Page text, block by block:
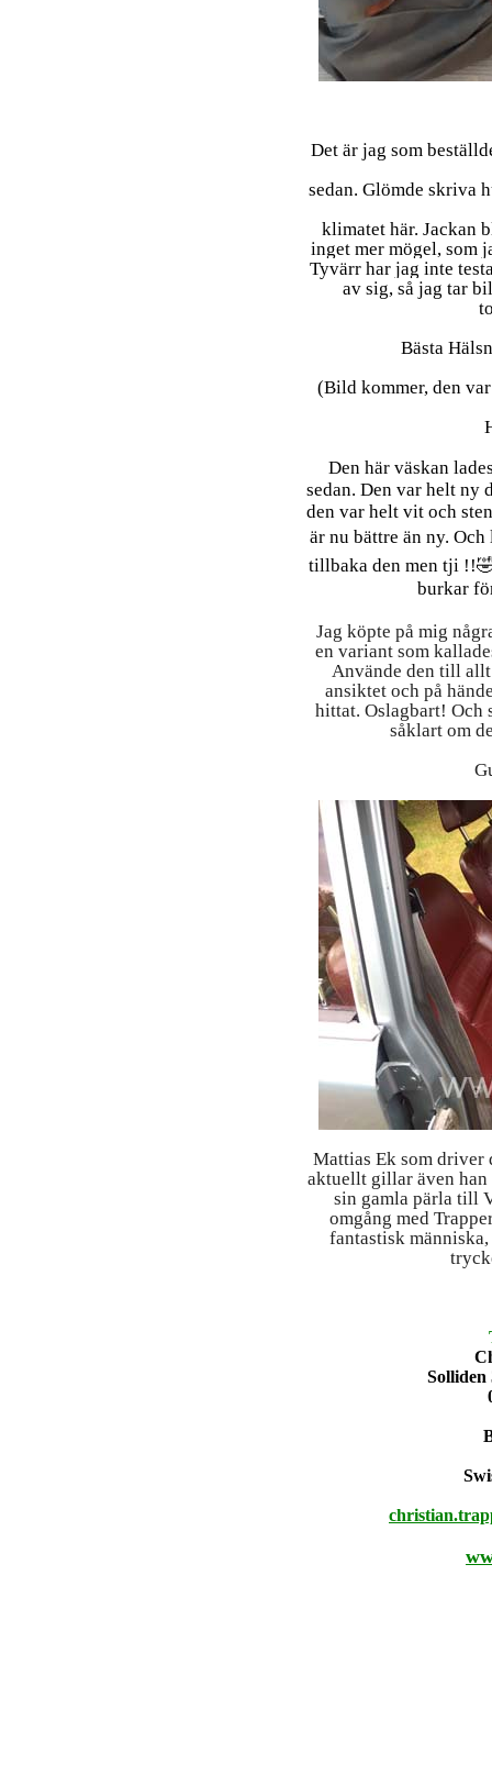
Det är jag som
sedan. Glömde skriva
klimatet här. Jackan
inget mer mögel, som
Tyvärr har jag inte
av sig, så jag tar
Bästa
(Bild kommer, den
Den här väskan
sedan. Den var helt ny
den var helt vit och
är nu bättre än ny.
tillbaka den men tji
burkar
Jag köpte på mig
en variant som
Använde den till
ansiktet och på
hittat. Oslagbart! Och
såklart om
Mattias Ek som driver
aktuellt gillar även
sin gamla pärla till
omgång med
fantastisk
Solliden